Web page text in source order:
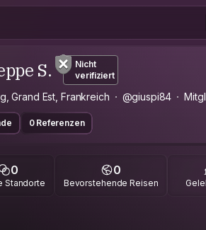
S.
Nicht
verifiziert
Grand Est, Frankreich @giuspi84
0 Referenzen
0
Standorte
0
Bevorstehende Reisen